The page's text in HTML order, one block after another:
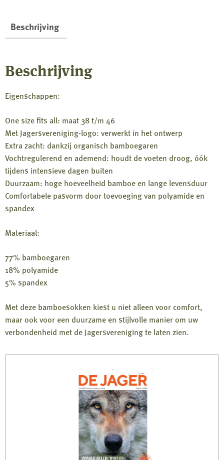
Beschrijving
Beschrijving
Eigenschappen:
One size fits all: maat 38 t/m 46
Met Jagersvereniging-logo: verwerkt in het ontwerp
Extra zacht: dankzij organisch bamboegaren
Vochtregulerend en ademend: houdt de voeten droog, óók
tijdens intensieve dagen buiten
Duurzaam: hoge hoeveelheid bamboe en lange levensduur
Comfortabele pasvorm door toevoeging van polyamide en
spandex
Materiaal:
77% bamboegaren
18% polyamide
5% spandex
Met deze bamboesokken kiest u niet alleen voor comfort,
maar ook voor een duurzame en stijlvolle manier om uw
verbondenheid met de Jagersvereniging te laten zien.